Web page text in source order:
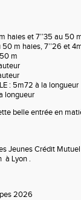
haies et 7’’35 au 50
50 m haies, 7’’26 et
m
: 5m72 à la longueur
longueur
belle entrée en
Jeunes Crédit
à Lyon .
2026